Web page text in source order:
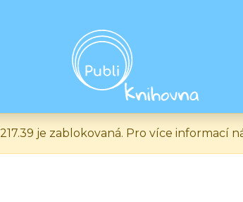
je zablokovaná. Pro více informací